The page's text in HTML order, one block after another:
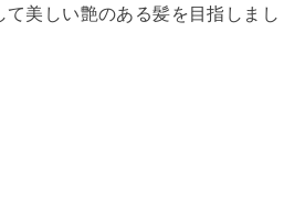
て美しい艶のある髪を目指しまし